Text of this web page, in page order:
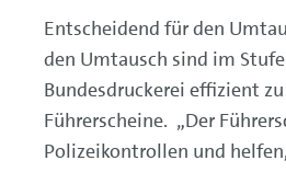
Entscheidend für den
den Umtausch sind im
Bundesdruckerei effizient
Führerscheine. „Der
Polizeikontrollen und